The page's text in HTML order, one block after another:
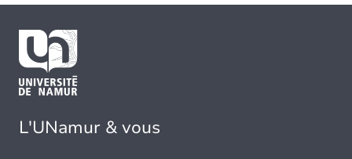
L'UNamur & vous